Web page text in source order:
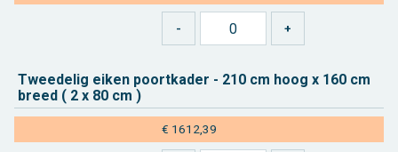
Twee­de­lig eiken poort­ka­der - 210 cm hoog x 160 cm
breed ( 2 x 80 cm )
€ 1612,39